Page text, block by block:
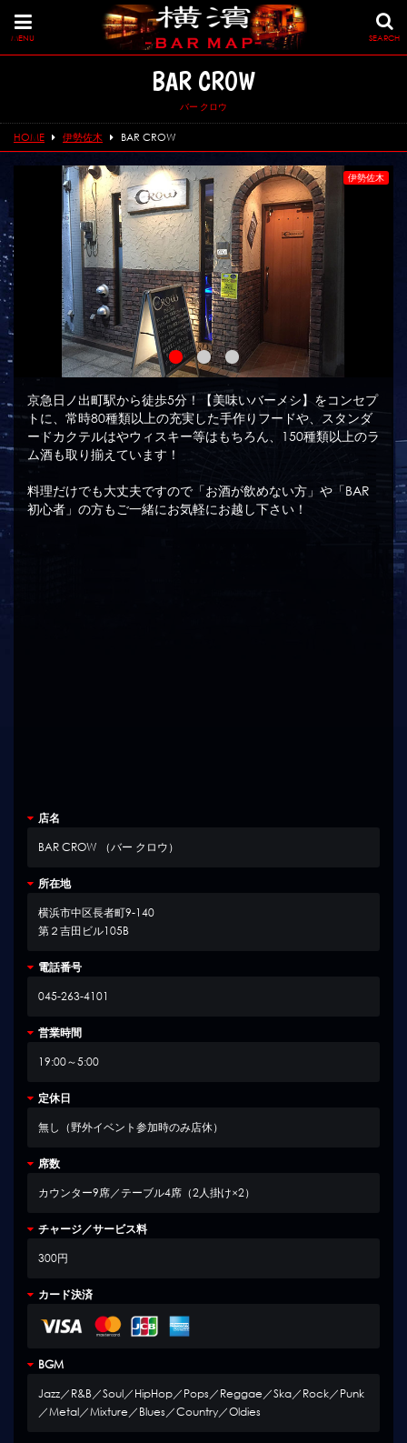
MENU SEARCH
BAR CROW
バー クロウ
HOME 伊勢佐木 BAR CROW
伊勢佐木
京急日ノ出町駅から徒歩5分！【美味いバーメシ】をコンセプ
トに、常時80種類以上の充実した手作りフードや、スタンダ
ードカクテルはやウィスキー等はもちろん、150種類以上のラ
ム酒も取り揃えています！
料理だけでも大丈夫ですので「お酒が飲めない方」や「BAR
初心者」の方もご一緒にお気軽にお越し下さい！
店名
BAR CROW （バー クロウ）
所在地
横浜市中区長者町9-140
第２吉田ビル105B
電話番号
045-263-4101
営業時間
19:00～5:00
定休日
無し（野外イベント参加時のみ店休）
席数
カウンター9席／テーブル4席（2人掛け×2）
チャージ／サービス料
300円
カード決済
BGM
Jazz／R&B／Soul／HipHop／Pops／Reggae／Ska／Rock／Punk
／Metal／Mixture／Blues／Country／Oldies